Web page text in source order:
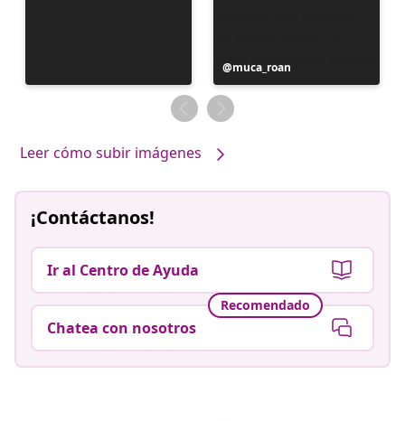
Publicación
realizada
por
muca_roan
Leer cómo subir imágenes
¡Contáctanos!
Ir al Centro de Ayuda
Recomendado
Chatea con nosotros